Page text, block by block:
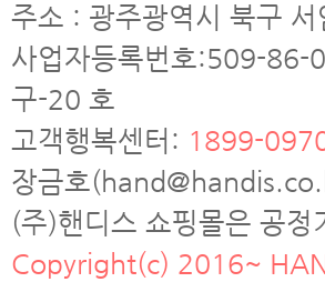
주소 : 광주광역시 북구
사업자등록번호:509-86-
구-20 호
고객행복센터: 1899-
장금호
(주)핸디스 쇼핑몰은 공
Copyright(c) 2016~